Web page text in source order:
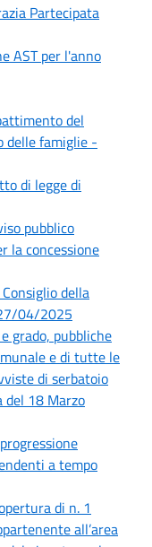
Partecipata
AST per l'anno
del
delle famiglie -
di legge di
pubblico
la concessione
della
04/2025
grado, pubbliche
e di tutte le
di serbatoio
18 Marzo
a tempo
di n. 1
all’area